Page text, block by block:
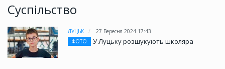
Суспільство
ЛУЦЬК
27 Вересня 2024 17:43
ФОТО
У Луцьку розшукують школяра